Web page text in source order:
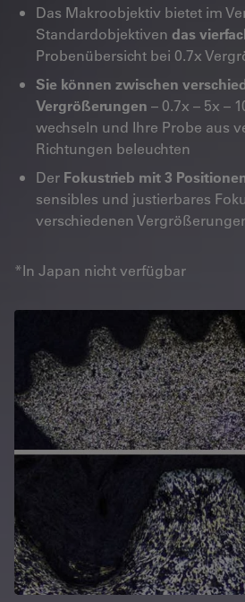
Das Makroobjektiv bietet im
Standardobjektiven das
Probenübersicht bei 0.7x
Sie können zwischen
Vergrößerungen – 0.7x – 5x –
wechseln und Ihre Probe aus
Richtungen beleuchten
Der Fokustrieb mit 3
sensibles und justierbares
verschiedenen
*In Japan nicht verfügbar